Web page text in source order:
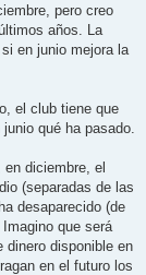
pero creo
años. La
en junio mejora la
el club tiene que
qué ha pasado.
en diciembre, el
(separadas de las
desaparecido (de
que será
dinero disponible en
en el futuro los